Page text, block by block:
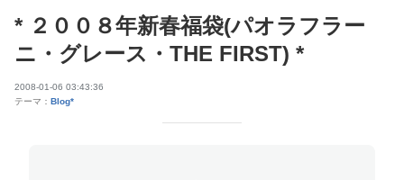
* ２００８年新春福袋(パオラフラー
ニ・グレース・THE FIRST) *
2008-01-06 03:43:36
テーマ： Blog*